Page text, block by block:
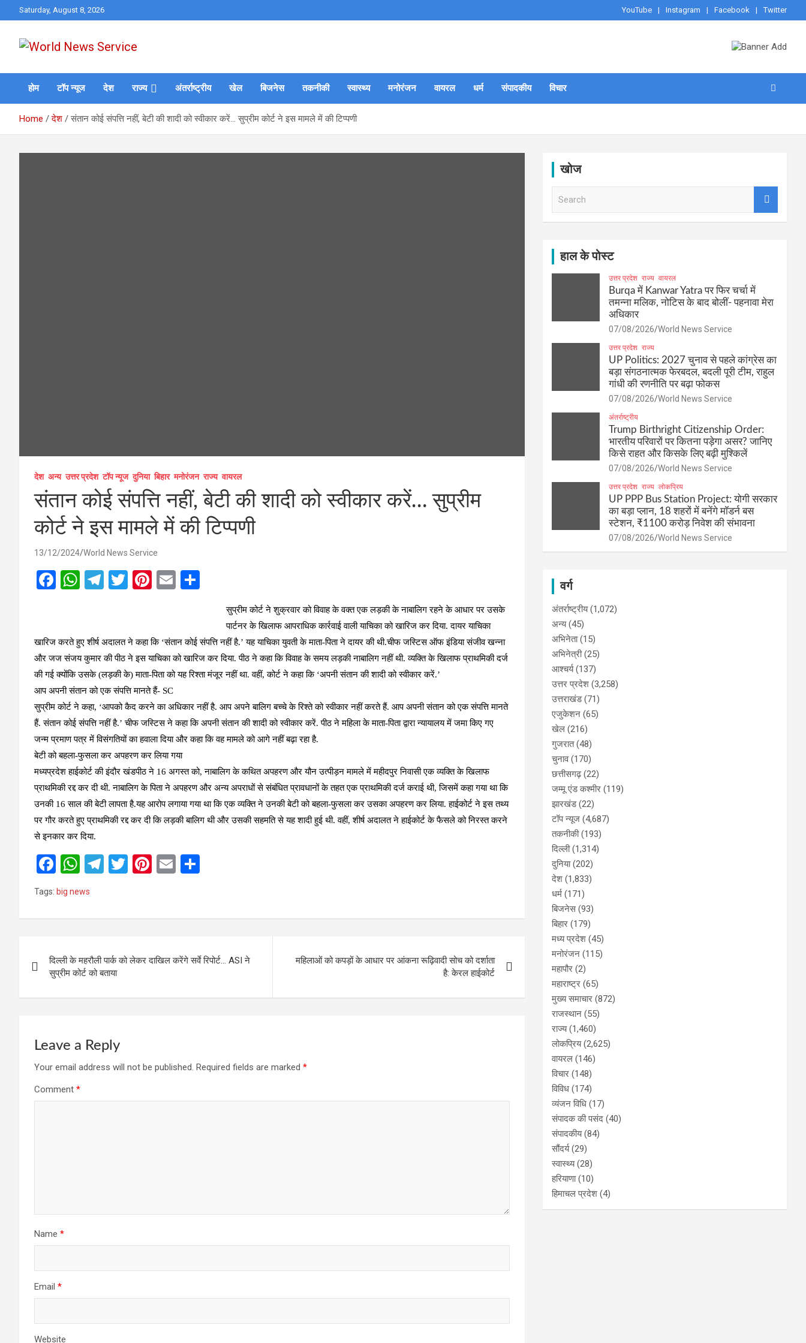
to
Saturday, August 8, 2026 YouTube Instagram Facebook Twitter
World News Service
होम टॉप न्यूज देश राज्य अंतर्राष्ट्रीय खेल बिजनेस तकनीकी स्वास्थ्य मनोरंजन वायरल धर्म संपादकीय विचार
Home देश संतान कोई संपत्ति नहीं, बेटी की शादी को स्वीकार करें… सुप्रीम कोर्ट ने इस मामले में की टिप्पणी
देश अन्य उत्तर प्रदेश टॉप न्यूज दुनिया बिहार मनोरंजन राज्य वायरल
संतान कोई संपत्ति नहीं, बेटी की शादी को स्वीकार करें… सुप्रीम
कोर्ट ने इस मामले में की टिप्पणी
13/12/2024 World News Service
F
b
o
o
k
W
s
A
p
p
T
gr
a
m
T
er
Pi
es
t
E
e
सुप्रीम कोर्ट ने शुक्रवार को विवाह के वक्त एक लड़की के नाबालिग रहने के आधार पर उसके
पार्टनर के खिलाफ आपराधिक कार्रवाई वाली याचिका को खारिज कर दिया. दायर याचिका
खारिज करते हुए शीर्ष अदालत ने कहा कि ‘संतान कोई संपत्ति नहीं है.’ यह याचिका युवती के माता-पिता ने दायर की थी.चीफ जस्टिस ऑफ इंडिया संजीव खन्ना
और जज संजय कुमार की पीठ ने इस याचिका को खारिज कर दिया. पीठ ने कहा कि विवाह के समय लड़की नाबालिग नहीं थी. व्यक्ति के खिलाफ प्राथमिकी दर्ज
की गई क्योंकि उसके (लड़की के) माता-पिता को यह रिश्ता मंजूर नहीं था. वहीं, कोर्ट ने कहा कि ‘अपनी संतान की शादी को स्वीकार करें.’
आप अपनी संतान को एक संपत्ति मानते हैं- SC
सुप्रीम कोर्ट ने कहा, ‘आपको कैद करने का अधिकार नहीं है. आप अपने बालिग बच्चे के रिश्ते को स्वीकार नहीं करते हैं. आप अपनी संतान को एक संपत्ति मानते
हैं. संतान कोई संपत्ति नहीं है.’ चीफ जस्टिस ने कहा कि अपनी संतान की शादी को स्वीकार करें. पीठ ने महिला के माता-पिता द्वारा न्यायालय में जमा किए गए
जन्म प्रमाण पत्र में विसंगतियों का हवाला दिया और कहा कि वह मामले को आगे नहीं बढ़ा रहा है.
बेटी को बहला-फुसला कर अपहरण कर लिया गया
मध्यप्रदेश हाईकोर्ट की इंदौर खंडपीठ ने 16 अगस्त को, नाबालिग के कथित अपहरण और यौन उत्पीड़न मामले में महीदपुर निवासी एक व्यक्ति के खिलाफ
प्राथमिकी रद्द कर दी थी. नाबालिग के पिता ने अपहरण और अन्य अपराधों से संबंधित प्रावधानों के तहत एक प्राथमिकी दर्ज कराई थी, जिसमें कहा गया था कि
उनकी 16 साल की बेटी लापता है.यह आरोप लगाया गया था कि एक व्यक्ति ने उनकी बेटी को बहला-फुसला कर उसका अपहरण कर लिया. हाईकोर्ट ने इस तथ्य
पर गौर करते हुए प्राथमिकी रद्द कर दी कि लड़की बालिग थी और उसकी सहमति से यह शादी हुई थी. वहीं, शीर्ष अदालत ने हाईकोर्ट के फैसले को निरस्त करने
से इनकार कर दिया.
F
a
ce
b
o
k
W
at
s
p
p
T
gr
m
T
er
Pi
es
E
e
Tags: big news
navigation
दिल्ली के महरौली पार्क को लेकर दाखिल करेंगे सर्वे रिपोर्ट… ASI ने
सुप्रीम कोर्ट को बताया
महिलाओं को कपड़ों के आधार पर आंकना रूढ़िवादी सोच को दर्शाता
है: केरल हाईकोर्ट
Leave a Reply
Your email address will not be published. Required fields are marked *
Comment *
Name *
Email *
Website
खोज
हाल के पोस्ट
उत्तर प्रदेश राज्य वायरल
Burqa में Kanwar Yatra पर फिर चर्चा में
तमन्ना मलिक, नोटिस के बाद बोलीं- पहनावा मेरा
अधिकार
07/08/2026 World News Service
उत्तर प्रदेश राज्य
UP Politics: 2027 चुनाव से पहले कांग्रेस का
बड़ा संगठनात्मक फेरबदल, बदली पूरी टीम, राहुल
गांधी की रणनीति पर बढ़ा फोकस
07/08/2026 World News Service
अंतर्राष्ट्रीय
Trump Birthright Citizenship Order:
भारतीय परिवारों पर कितना पड़ेगा असर? जानिए
किसे राहत और किसके लिए बढ़ी मुश्किलें
07/08/2026 World News Service
उत्तर प्रदेश राज्य लोकप्रिय
UP PPP Bus Station Project: योगी सरकार
का बड़ा प्लान, 18 शहरों में बनेंगे मॉडर्न बस
स्टेशन, ₹1100 करोड़ निवेश की संभावना
07/08/2026 World News Service
वर्ग
अंतर्राष्ट्रीय(1,072)
अन्य(45)
अभिनेता(15)
अभिनेत्री(25)
आश्चर्य(137)
उत्तर प्रदेश (3,258)
उत्तराखंड(71)
एजुकेशन (65)
खेल (216)
गुजरात(48)
चुनाव(170)
छत्तीसगढ़(22)
जम्मू एंड कश्मीर (119)
झारखंड(22)
टॉप न्यूज (4,687)
तकनीकी(193)
दिल्ली(1,314)
दुनिया(202)
देश (1,833)
धर्म (171)
बिजनेस(93)
बिहार (179)
मध्य प्रदेश (45)
मनोरंजन (115)
महापौर (2)
महाराष्ट्र (65)
मुख्य समाचार (872)
राजस्थान (55)
राज्य(1,460)
लोकप्रिय(2,625)
वायरल (146)
विचार (148)
विविध (174)
व्यंजन विधि (17)
संपादक की पसंद (40)
संपादकीय(84)
सौंदर्य(29)
स्वास्थ्य(28)
हरियाणा(10)
हिमाचल प्रदेश (4)